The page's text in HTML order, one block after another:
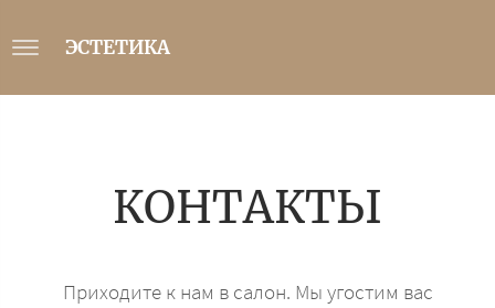
ЭСТЕТИКА
КОНТАКТЫ
Приходите к нам в салон. Мы угостим вас